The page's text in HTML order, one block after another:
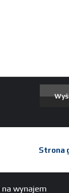
Strona
na wynajem